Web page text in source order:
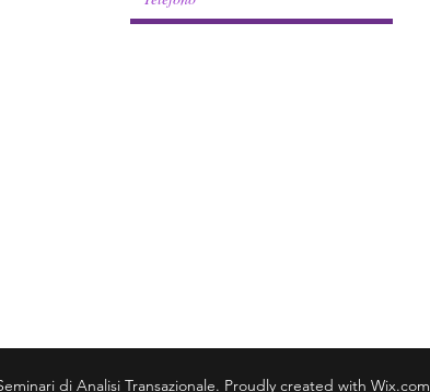
di Analisi Transazionale. Proudly created with Wix.com